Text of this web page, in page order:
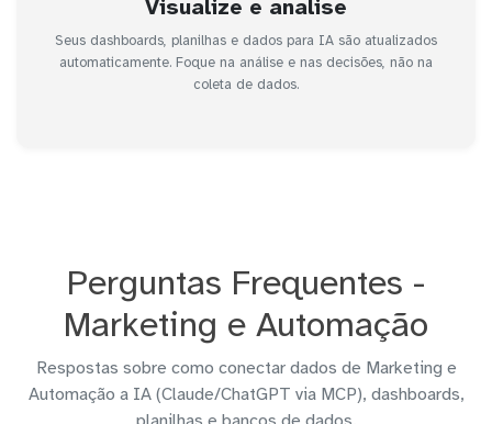
Visualize e analise
Seus dashboards, planilhas e dados para IA são atualizados
automaticamente. Foque na análise e nas decisões, não na
coleta de dados.
Perguntas Frequentes -
Marketing e Automação
Respostas sobre como conectar dados de Marketing e
Automação a IA (Claude/ChatGPT via MCP), dashboards,